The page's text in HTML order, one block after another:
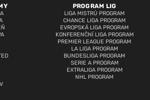
PROGRAM LIG
LIGA MISTRŮ PROGRAM
CHANCE LIGA PROGRAM
EVROPSKÁ LIGA PROGRAM
KONFERENČNÍ LIGA PROGRAM
PREMIER LEAGUE PROGRAM
LA LIGA PROGRAM
BUNDESLIGA PROGRAM
SERIE A PROGRAM
EXTRALIGA PROGRAM
NHL PROGRAM